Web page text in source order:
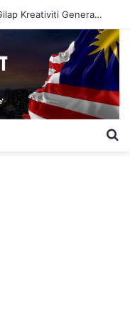
AKAR 2026 Terus Santuni Murid, Gilap Kreativiti Generasi Muda